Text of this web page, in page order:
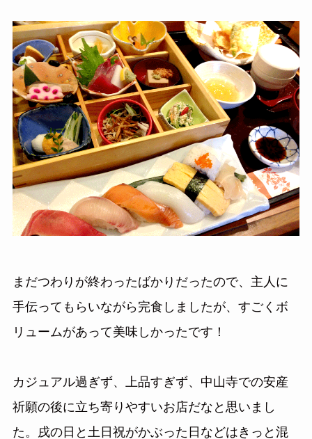
まだつわりが終わったばかりだったので、主人に
手伝ってもらいながら完食しましたが、すごくボ
リュームがあって美味しかったです！
カジュアル過ぎず、上品すぎず、中山寺での安産
祈願の後に立ち寄りやすいお店だなと思いまし
た。戌の日と土日祝がかぶった日などはきっと混